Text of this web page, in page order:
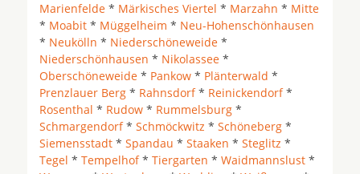
Marienfelde * Märkisches Viertel * Marzahn * Mitte
* Moabit * Müggelheim * Neu-Hohenschönhausen
* Neukölln * Niederschöneweide *
Niederschönhausen * Nikolassee *
Oberschöneweide * Pankow * Plänterwald *
Prenzlauer Berg * Rahnsdorf* Reinickendorf*
Rosenthal * Rudow * Rummelsburg *
Schmargendorf* Schmöckwitz * Schöneberg *
Siemensstadt * Spandau * Staaken * Steglitz *
Tegel * Tempelhof* Tiergarten * Waidmannslust *